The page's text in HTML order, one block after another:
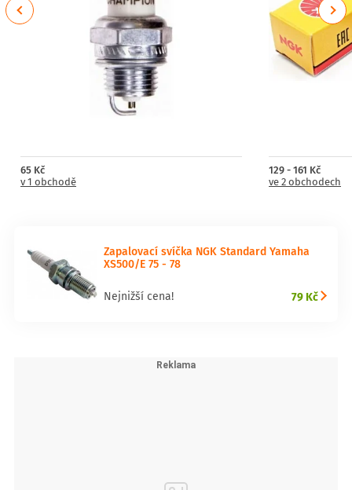
65 Kč
v 1 obchodě
129 - 161 Kč
ve 2 obchodech
Previous Next
Zapalovací svíčka NGK Standard Yamaha
XS500/E 75 - 78
Nejnižší cena! 79 Kč